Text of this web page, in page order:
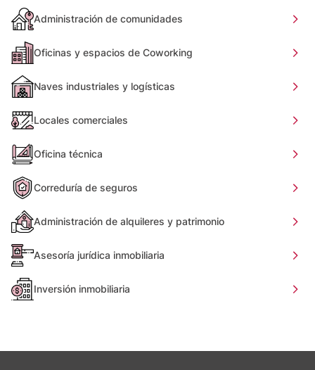
Administración de comunidades
Oficinas y espacios de Coworking
Naves industriales y logísticas
Locales comerciales
Oficina técnica
Correduría de seguros
Administración de alquileres y patrimonio
Asesoría jurídica inmobiliaria
Inversión inmobiliaria